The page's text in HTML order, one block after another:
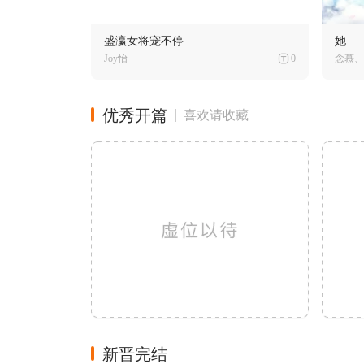
盛瀛女将宠不停
Joy怡 0
她
念慕、
优秀开篇 喜欢请收藏
新晋完结